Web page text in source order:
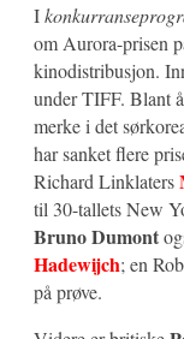
I
om Aurora-prisen
kinodistribusjon.
under TIFF. Blant
merke i det
har sanket flere
Richard Linklaters
til 30-tallets New
Bruno Dumont
Hadewijch; en
på prøve.